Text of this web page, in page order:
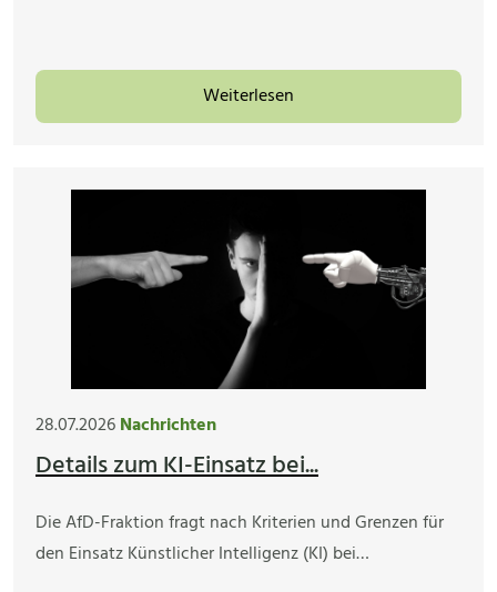
Weiterlesen
28.07.2026Nachrichten
Details zum KI-Einsatz bei...
Die AfD-Fraktion fragt nach Kriterien und Grenzen für
den Einsatz Künstlicher Intelligenz (KI) bei…